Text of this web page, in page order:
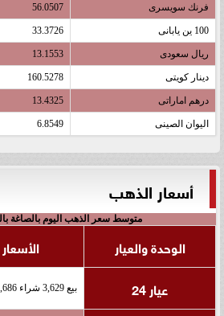
فرنك سويسرى 56.0507
100 ين يابانى 33.3726
ريال سعودى 13.1553
دينار كويتى 160.5278
درهم اماراتى 13.4325
اليوان الصينى 6.8549
أسعار الذهب
متوسط سعر الذهب اليوم بالصاغة
الوحدة والعيار
عيار 24
بيع 3,629 شراء 3,686